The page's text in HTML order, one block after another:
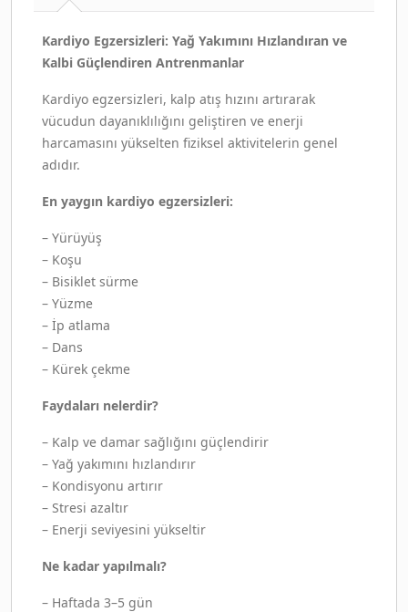
Kardiyo Egzersizleri: Yağ Yakımını Hızlandıran ve
Kalbi Güçlendiren Antrenmanlar
Kardiyo egzersizleri, kalp atış hızını artırarak
vücudun dayanıklılığını geliştiren ve enerji
harcamasını yükselten fiziksel aktivitelerin genel
adıdır.
En yaygın kardiyo egzersizleri:
– Yürüyüş
– Koşu
– Bisiklet sürme
– Yüzme
– İp atlama
– Dans
– Kürek çekme
Faydaları nelerdir?
– Kalp ve damar sağlığını güçlendirir
– Yağ yakımını hızlandırır
– Kondisyonu artırır
– Stresi azaltır
– Enerji seviyesini yükseltir
Ne kadar yapılmalı?
– Haftada 3–5 gün